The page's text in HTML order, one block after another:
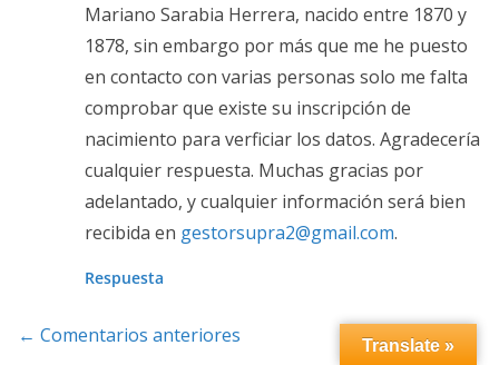
Mariano Sarabia Herrera, nacido entre 1870 y
1878, sin embargo por más que me he puesto
en contacto con varias personas solo me falta
comprobar que existe su inscripción de
nacimiento para verficiar los datos. Agradecería
cualquier respuesta. Muchas gracias por
adelantado, y cualquier información será bien
recibida en gestorsupra2@gmail.com.
Respuesta
Navegación
← Comentarios anteriores Translate »